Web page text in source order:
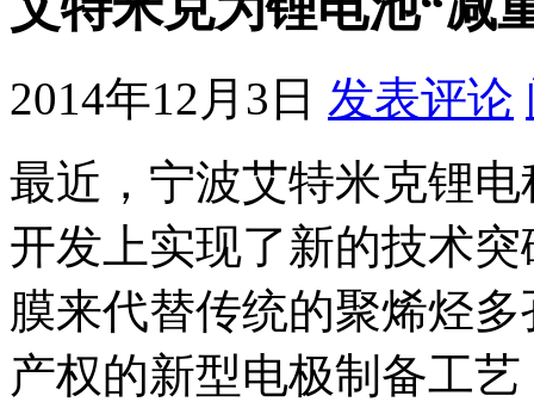
2014年12月3日 发表评论
最近，宁波艾特米克锂
开发上实现了新的技术
膜来代替传统的聚烯烃
产权的新型电极制备工